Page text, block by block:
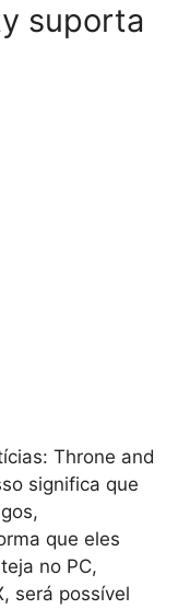
suporta
Throne and
significa que
que eles
no PC,
será possível